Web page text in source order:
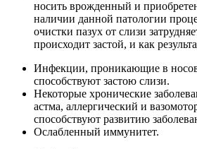
носить врожденный и
наличии данной патологии
очистки пазух от слизи
происходит застой, и как
Инфекции, проникающие в
способствуют застою слизи.
Некоторые хронические
астма, аллергический и
способствуют развитию
Ослабленный иммунитет.